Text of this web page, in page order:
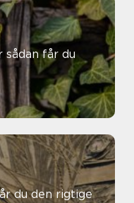
du den rigtige